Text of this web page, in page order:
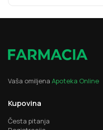
Vaša omiljena Apoteka Online
Kupovina
Česta pitanja